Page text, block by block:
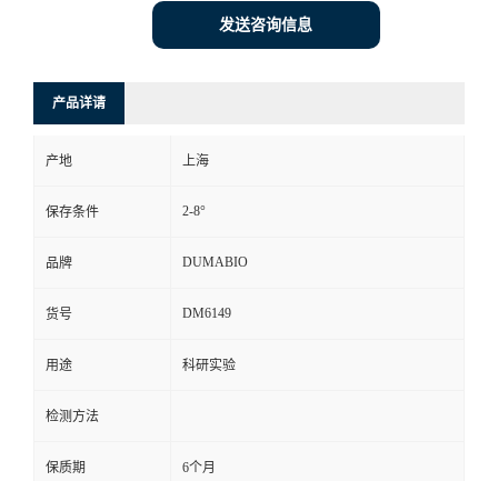
系
方
发送咨询信息
产品详请
产地 上海
保存条件 2-8°
品牌 DUMABIO
货号 DM6149
用途 科研实验
检测方法
保质期 6个月